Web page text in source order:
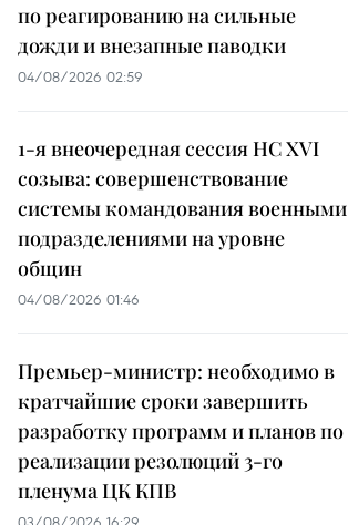
по реагированию на сильные
дожди и внезапные паводки
04/08/2026 02:59
1-я внеочередная сессия НС XVI
созыва: совершенствование
системы командования военными
подразделениями на уровне
общин
04/08/2026 01:46
Премьер-министр: необходимо в
кратчайшие сроки завершить
разработку программ и планов по
реализации резолюций 3-го
пленума ЦК КПВ